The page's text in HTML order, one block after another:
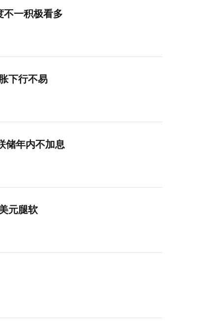
一积极看多
下行不易
储年内不加息
元腿软